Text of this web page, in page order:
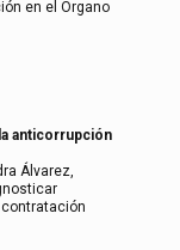
en el Órgano
anticorrupción
Álvarez,